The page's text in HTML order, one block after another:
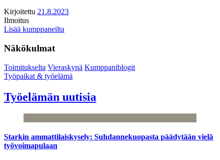
Kirjoitettu 21.8.2023
Ilmoitus
Lisää kumppaneilta
Näkökulmat
Toimitukselta Vieraskynä Kumppaniblogit
Työpaikat & työelämä
Työelämän uutisia
Starkin ammattilaiskysely: Suhdannekuopasta päädytään vielä
työvoimapulaan